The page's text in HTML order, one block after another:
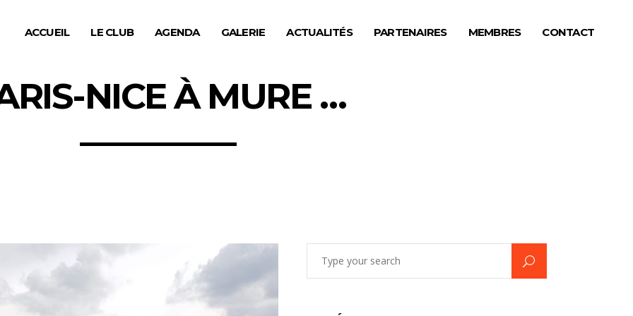
ACCUEIL LE CLUB AGENDA GALERIE ACTUALITÉS PARTENAIRES MEMBRES CONTACT
NICE À MURE …